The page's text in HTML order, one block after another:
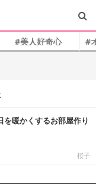
#美人好奇心 #
を暖かくするお部屋作り
桜子